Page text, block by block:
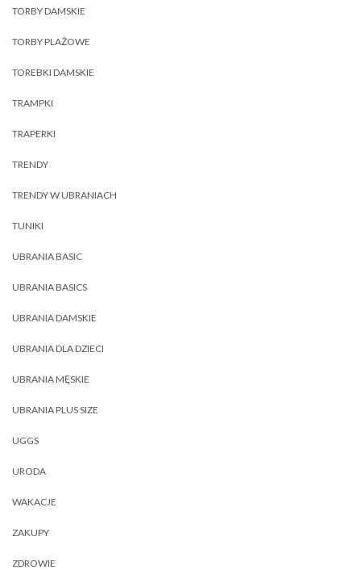
TORBY DAMSKIE
TORBY PLAŻOWE
TOREBKI DAMSKIE
TRAMPKI
TRAPERKI
TRENDY
TRENDY W UBRANIACH
TUNIKI
UBRANIA BASIC
UBRANIA BASICS
UBRANIA DAMSKIE
UBRANIA DLA DZIECI
UBRANIA MĘSKIE
UBRANIA PLUS SIZE
UGGS
URODA
WAKACJE
ZAKUPY
ZDROWIE